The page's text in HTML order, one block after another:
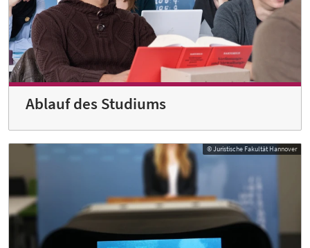
Ablauf des Studiums
© Juristische Fakultät Hannover